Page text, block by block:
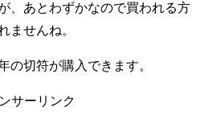
、あとわずかなので買われる方
ませんね。
の切符が購入できます。
サーリンク